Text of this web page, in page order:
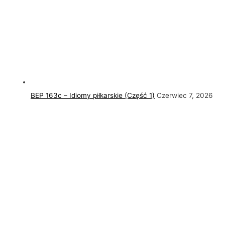
BEP 163c – Idiomy piłkarskie (Część 1) Czerwiec 7, 2026